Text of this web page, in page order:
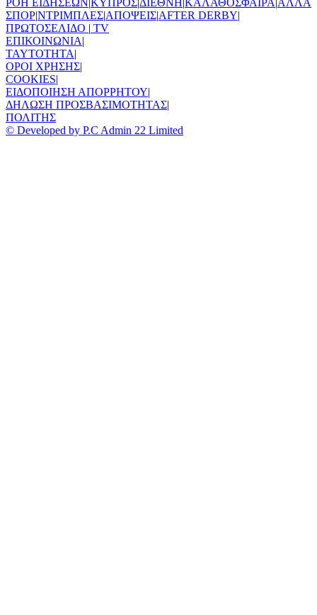
ΣΠΟΡ|ΝΤΡΙΜΠΛΕΣ|ΑΠΟΨΕΙΣ|AFTER DERBY|
ΠΡΩΤΟΣΕΛΙΔΟ | TV
ΕΠΙΚΟΙΝΩΝΙΑ|
TAYTOTHTA|
ΟΡΟΙ ΧΡΗΣΗΣ|
COOKIES|
ΕΙΔΟΠΟΙΗΣΗ ΑΠΟΡΡΗΤΟΥ|
ΔΗΛΩΣΗ ΠΡΟΣΒΑΣΙΜΟΤΗΤΑΣ|
ΠΟΛΙΤΗΣ
© Developed by P.C Admin 22 Limited